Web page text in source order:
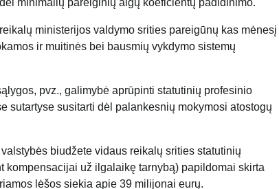
ministerijos valdymo srities pareigūnų kas mėnesį
ir muitinės bei bausmių vykdymo sistemų
pvz., galimybė aprūpinti statutinių profesinio
sutartyse susitarti dėl palankesnių mokymosi atostogų
biudžete vidaus reikalų srities statutinių
už ilgalaikę tarnybą) papildomai skirta
lėšos siekia apie 39 milijonai eurų.